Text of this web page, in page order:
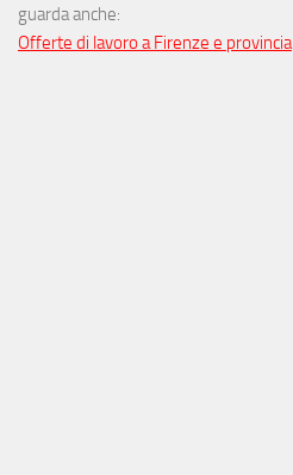
guarda anche:
Offerte di lavoro a Firenze e provincia